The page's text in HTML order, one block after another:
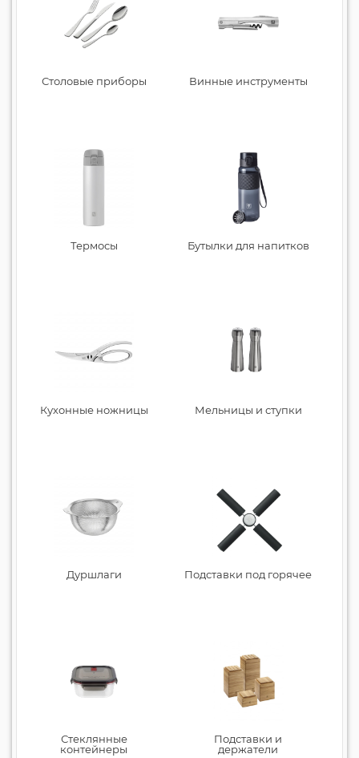
Столовые приборы Винные инструменты
Термосы Бутылки для напитков
Кухонные ножницы Мельницы и ступки
Дуршлаги Подставки под горячее
Стеклянные
контейнеры
Подставки и
держатели